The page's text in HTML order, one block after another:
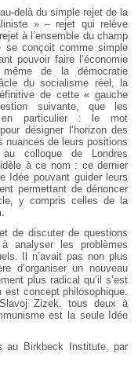
delà du simple rejet de la
» – rejet qui relève
à l’ensemble du champ
se conçoit comme simple
pouvoir faire l’économie
de la démocratie
du socialisme réel, la
de cette « gauche
suivante, que les
en particulier : le mot
désigner l’horizon des
nuances de leurs positions
colloque de Londres
à ce nom : ce dernier
Idée pouvant guider leurs
permettant de dénoncer
y compris celles de la
de discuter de questions
analyser les problèmes
Il n’avait pas non plus
d’organiser un nouveau
plus radical qu’il s’est
concept philosophique.
Zizek, tous deux à
est la seule Idée
au Birkbeck Institute, par